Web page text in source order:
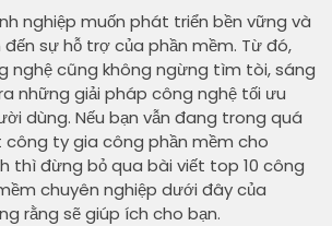
nghiệp muốn phát triển bền vững và
sự hỗ trợ của phần mềm. Từ đó,
nghệ cũng không ngừng tìm tòi, sáng
những giải pháp công nghệ tối ưu
dùng. Nếu bạn vẫn đang trong quá
ty gia công phần mềm cho
thì đừng bỏ qua bài viết top 10 công
chuyên nghiệp dưới đây của
rằng sẽ giúp ích cho bạn.